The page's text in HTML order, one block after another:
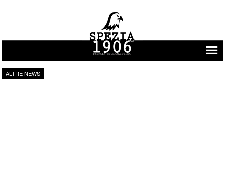
Vai al contenuto
ALTRE NEWS